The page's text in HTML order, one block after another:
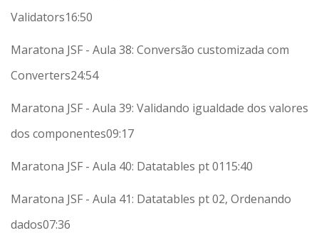
Validators16:50
Maratona JSF - Aula 38: Conversão customizada com
Converters24:54
Maratona JSF - Aula 39: Validando igualdade dos valores
dos componentes09:17
Maratona JSF - Aula 40: Datatables pt 01 15:40
Maratona JSF - Aula 41: Datatables pt 02, Ordenando
dados07:36